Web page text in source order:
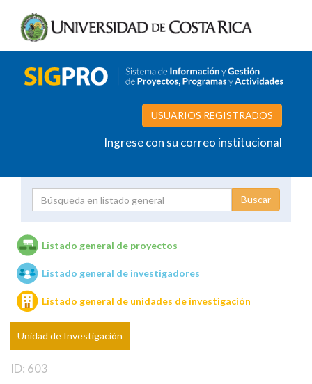
USUARIOS REGISTRADOS
Ingrese con su correo institucional
Unidades de investigación
Listado general de proyectos
Listado general de investigadores
Listado general de unidades de investigación
Unidad de Investigación
ID: 603